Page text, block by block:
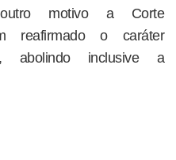
motivo a Corte
reafirmado o caráter
abolindo inclusive a